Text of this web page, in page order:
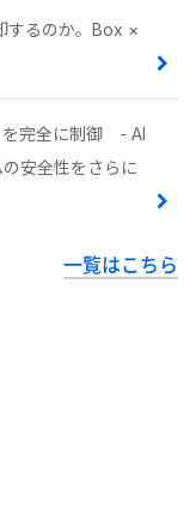
するのか。Box ×
を完全に制御 - AI
安全性をさらに
一覧はこちら